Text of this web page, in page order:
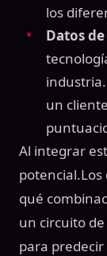
los
Datos
un
Al integrar
qué
un circuito
para predecir